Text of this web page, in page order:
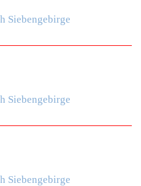
Siebengebirge
Siebengebirge
Siebengebirge